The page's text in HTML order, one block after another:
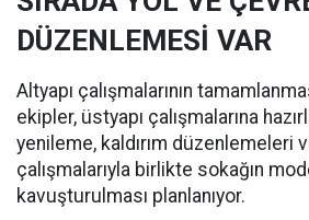
DÜZENLEMESİ VAR
Altyapı çalışmalarının
ekipler, üstyapı çalışmalarına
yenileme, kaldırım düzenlemeleri
çalışmalarıyla birlikte sokağın
kavuşturulması planlanıyor.